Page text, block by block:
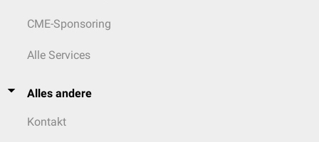
CME-Sponsoring
Alle Services
Alles andere
Kontakt